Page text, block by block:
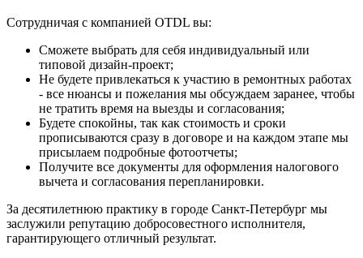
Сотрудничая с компанией OTDL вы:
Сможете выбрать для себя индивидуальный или
типовой дизайн-проект;
Не будете привлекаться к участию в ремонтных работах
- все нюансы и пожелания мы обсуждаем заранее, чтобы
не тратить время на выезды и согласования;
Будете спокойны, так как стоимость и сроки
прописываются сразу в договоре и на каждом этапе мы
присылаем подробные фотоотчеты;
Получите все документы для оформления налогового
вычета и согласования перепланировки.
За десятилетнюю практику в городе Санкт-Петербург мы
заслужили репутацию добросовестного исполнителя,
гарантирующего отличный результат.